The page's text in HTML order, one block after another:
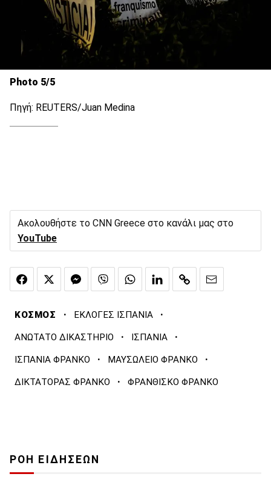
Photo 5/5
Πηγή: REUTERS/Juan Medina
Ακολουθήστε το CNN Greece στο κανάλι μας στο
YouTube
ΚΟΣΜΟΣ · ΕΚΛΟΓΕΣ ΙΣΠΑΝΙΑ ·
ΑΝΩΤΑΤΟ ΔΙΚΑΣΤΗΡΙΟ · ΙΣΠΑΝΙΑ ·
ΙΣΠΑΝΙΑ ΦΡΑΝΚΟ · ΜΑΥΣΩΛΕΙΟ ΦΡΑΝΚΟ ·
ΔΙΚΤΑΤΟΡΑΣ ΦΡΑΝΚΟ · ΦΡΑΝΘΙΣΚΟ ΦΡΑΝΚΟ
ΡΟΗ ΕΙΔΗΣΕΩΝ